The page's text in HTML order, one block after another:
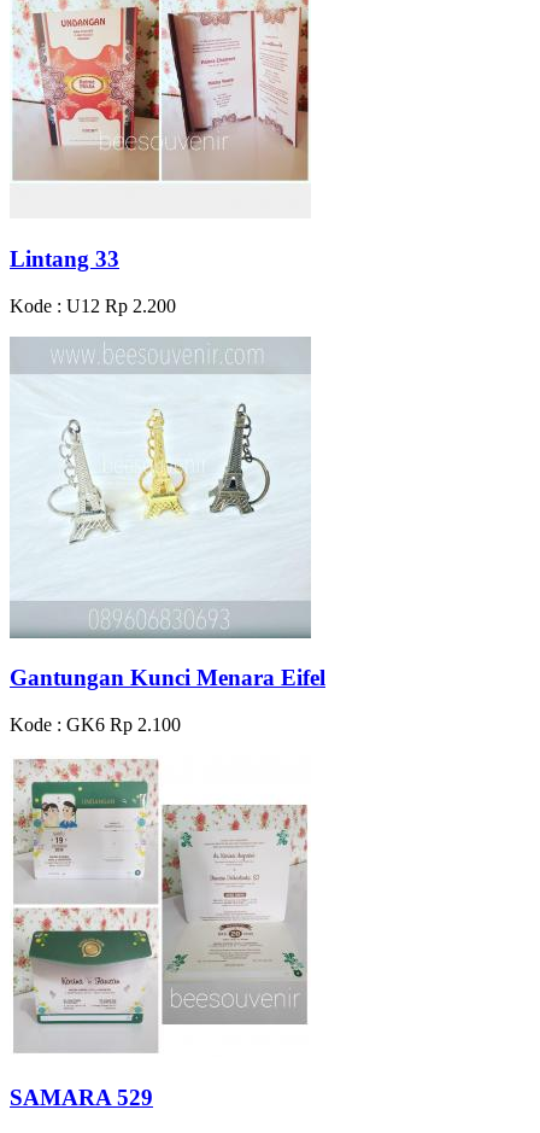
Lintang 33
Kode : U12 Rp 2.200
Gantungan Kunci Menara Eifel
Kode : GK6 Rp 2.100
SAMARA 529